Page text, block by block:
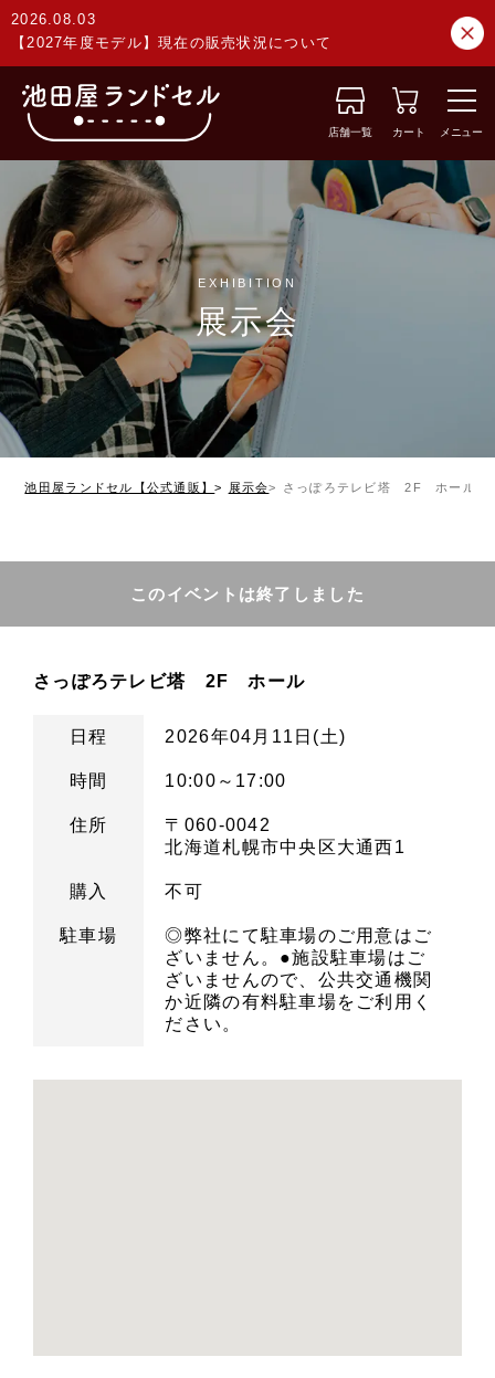
2026.08.03
【2027年度モデル】現在の販売状況について
店舗一覧 カート メニュー
EXHIBITION
展示会
池田屋ランドセル【公式通販】 展示会 さっぽろテレビ塔 2F ホール
このイベントは終了しました
さっぽろテレビ塔 2F ホール
日程 2026年04月11日(土)
時間 10:00～17:00
住所
〒060-0042
北海道札幌市中央区大通西1
購入 不可
駐車場
◎弊社にて駐車場のご用意はご
ざいません。●施設駐車場はご
ざいませんので、公共交通機関
か近隣の有料駐車場をご利用く
ださい。